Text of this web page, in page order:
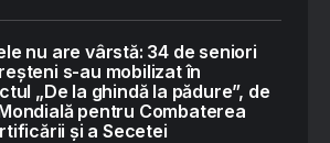
nu are vârstă: 34 de seniori
s-au mobilizat în
„De la ghindă la pădure”, de
pentru Combaterea
și a Secetei